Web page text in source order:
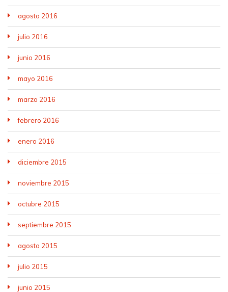
agosto 2016
julio 2016
junio 2016
mayo 2016
marzo 2016
febrero 2016
enero 2016
diciembre 2015
noviembre 2015
octubre 2015
septiembre 2015
agosto 2015
julio 2015
junio 2015